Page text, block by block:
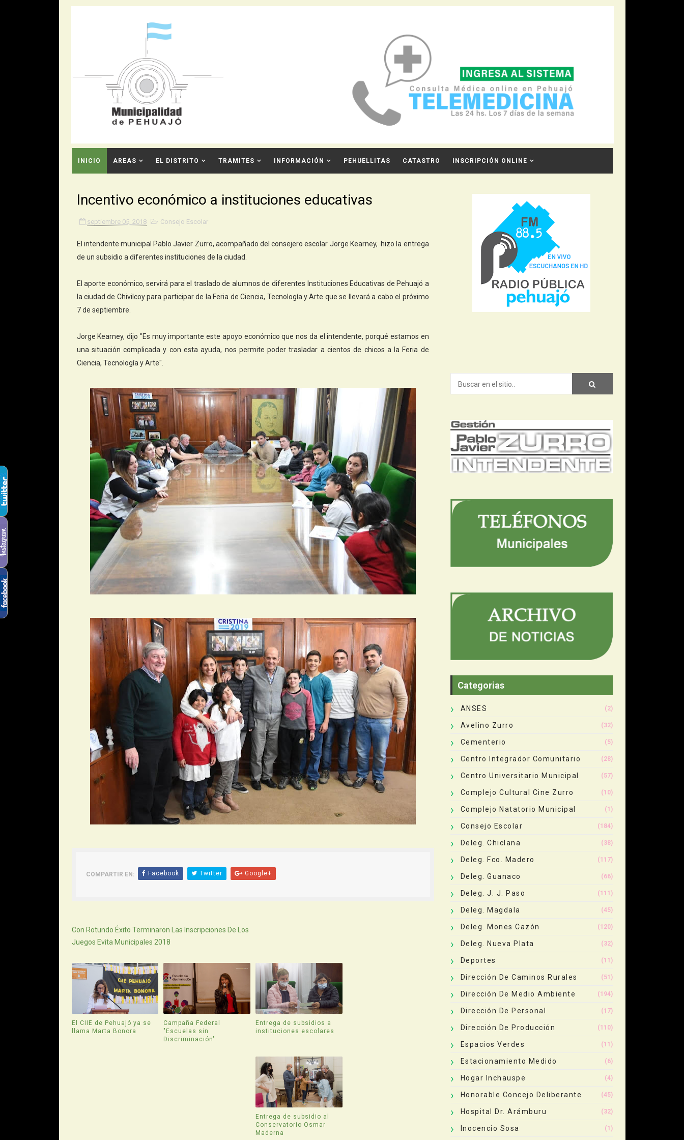
INICIO AREAS EL DISTRITO TRAMITES INFORMACIÓN PEHUELLITAS CATASTRO INSCRIPCIÓN ONLINE
Incentivo económico a instituciones educativas
septiembre 05, 2018 Consejo Escolar
El intendente municipal Pablo Javier Zurro, acompañado del consejero escolar Jorge Kearney, hizo la entrega
de un subsidio a diferentes instituciones de la ciudad.
El aporte económico, servirá para el traslado de alumnos de diferentes Instituciones Educativas de Pehuajó a
la ciudad de Chivilcoy para participar de la Feria de Ciencia, Tecnología y Arte que se llevará a cabo el próximo
7 de septiembre.
Jorge Kearney, dijo "Es muy importante este apoyo económico que nos da el intendente, porqué estamos en
una situación complicada y con esta ayuda, nos permite poder trasladar a cientos de chicos a la Feria de
Ciencia, Tecnología y Arte".
COMPARTIR EN: Facebook Twitter Google+
Con Rotundo Éxito Terminaron Las Inscripciones De Los
Juegos Evita Municipales 2018
El CIIE de Pehuajó ya se
llama Marta Bonora
Campaña Federal
"Escuelas sin
Discriminación".
Entrega de subsidios a
instituciones escolares
Entrega de subsidio al
Conservatorio Osmar
Maderna
Categorias
ANSES (2)
Avelino Zurro (32)
Cementerio (5)
Centro Integrador Comunitario (28)
Centro Universitario Municipal (57)
Complejo Cultural Cine Zurro (10)
Complejo Natatorio Municipal (1)
Consejo Escolar (184)
Deleg. Chiclana (38)
Deleg. Fco. Madero (117)
Deleg. Guanaco (66)
Deleg. J. J. Paso (111)
Deleg. Magdala (45)
Deleg. Mones Cazón (120)
Deleg. Nueva Plata (32)
Deportes (11)
Dirección De Caminos Rurales (51)
Dirección De Medio Ambiente (194)
Dirección De Personal (17)
Dirección De Producción (110)
Espacios Verdes (11)
Estacionamiento Medido (6)
Hogar Inchauspe (4)
Honorable Concejo Deliberante (45)
Hospital Dr. Arámburu (32)
Inocencio Sosa (1)